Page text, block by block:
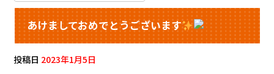
あけましておめでとうございます
投稿日 2023年1月5日